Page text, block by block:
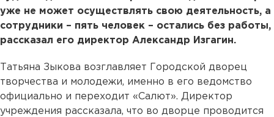
уже не может осуществлять свою деятельность, а
сотрудники – пять человек – остались без работы,
рассказал его директор Александр Изгагин.
Татьяна Зыкова возглавляет Городской дворец
творчества и молодежи, именно в его ведомство
официально и переходит «Салют». Директор
учреждения рассказала, что во дворце проводится